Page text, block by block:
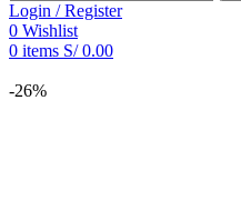
Login / Register
0 Wishlist
0 items S/0.00
-26%